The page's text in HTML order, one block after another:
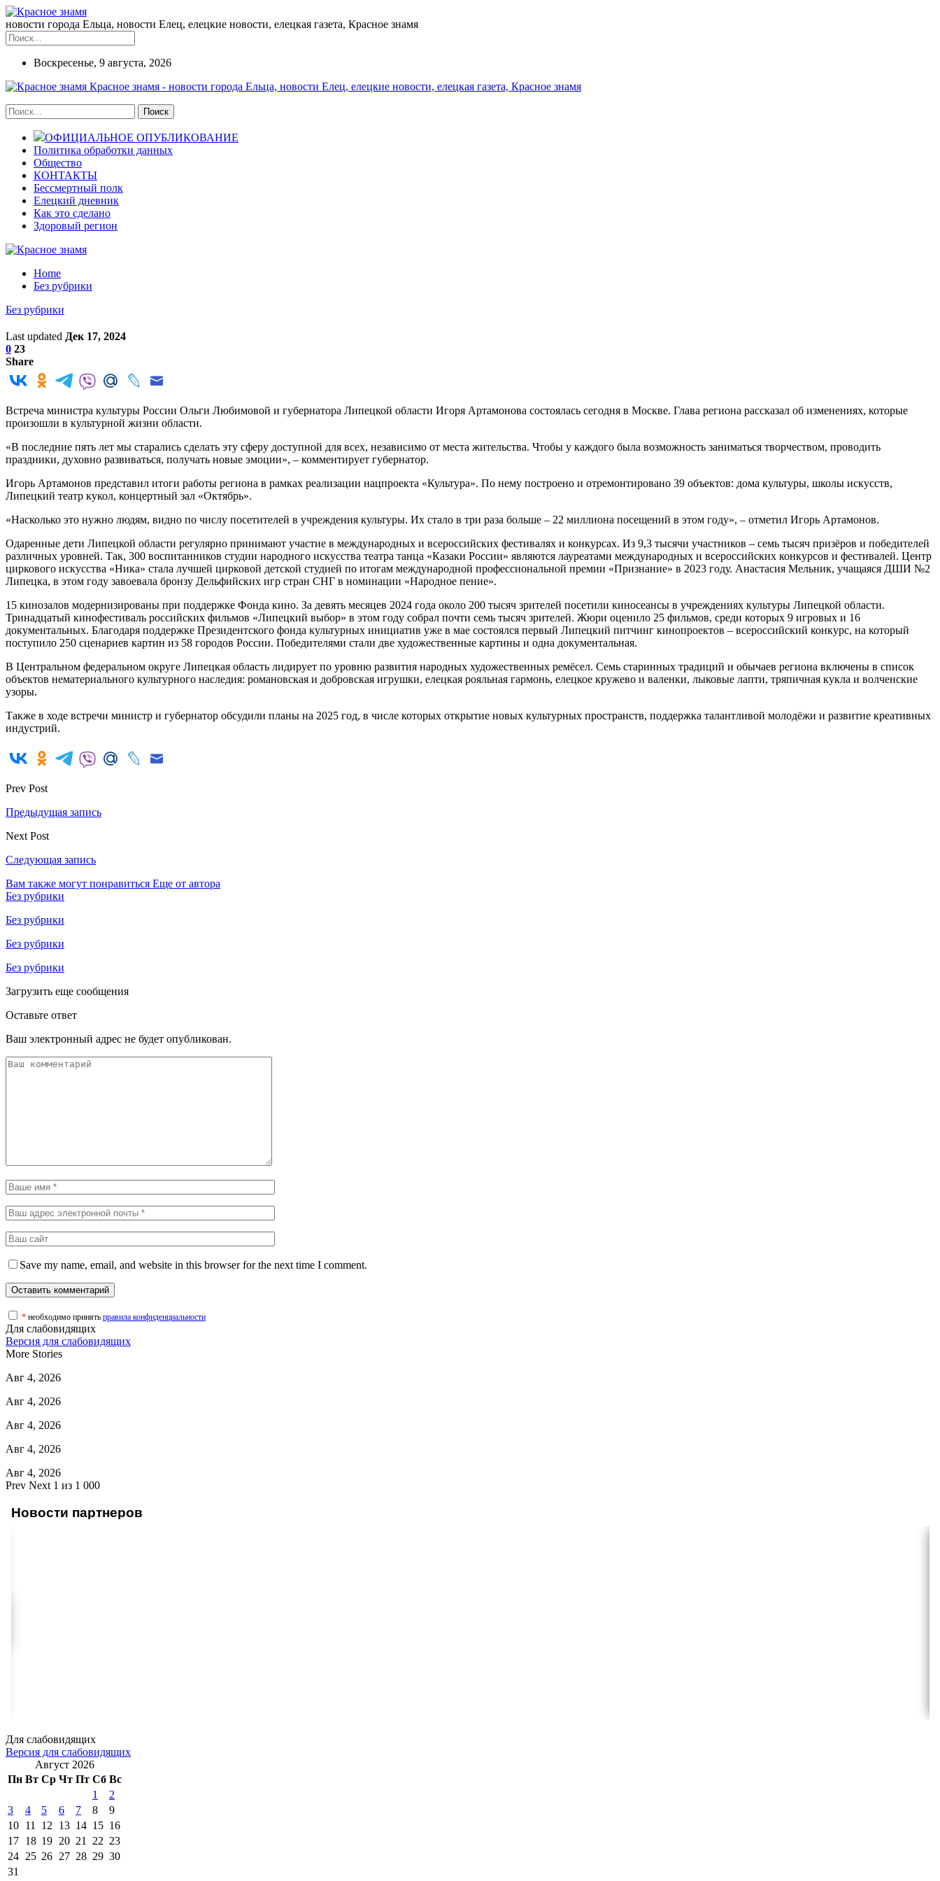
новости города Ельца, новости Елец, елецкие новости, елецкая газета, Красное знамя
Воскресенье, 9 августа, 2026
Красное знамя - новости города Ельца, новости Елец, елецкие новости, елецкая газета, Красное знамя
ОФИЦИАЛЬНОЕ ОПУБЛИКОВАНИЕ
Политика обработки данных
Общество
КОНТАКТЫ
Бессмертный полк
Елецкий дневник
Как это сделано
Здоровый регион
Home
Без рубрики
Без рубрики
Last updated Дек 17, 2024
0 23
Share
Встреча министра культуры России Ольги Любимовой и губернатора Липецкой области Игоря Артамонова состоялась сегодня в Москве. Глава региона рассказал об изменениях, которые
произошли в культурной жизни области.
«В последние пять лет мы старались сделать эту сферу доступной для всех, независимо от места жительства. Чтобы у каждого была возможность заниматься творчеством, проводить
праздники, духовно развиваться, получать новые эмоции», – комментирует губернатор.
Игорь Артамонов представил итоги работы региона в рамках реализации нацпроекта «Культура». По нему построено и отремонтировано 39 объектов: дома культуры, школы искусств,
Липецкий театр кукол, концертный зал «Октябрь».
«Насколько это нужно людям, видно по числу посетителей в учреждения культуры. Их стало в три раза больше – 22 миллиона посещений в этом году», – отметил Игорь Артамонов.
Одаренные дети Липецкой области регулярно принимают участие в международных и всероссийских фестивалях и конкурсах. Из 9,3 тысячи участников – семь тысяч призёров и победителей
различных уровней. Так, 300 воспитанников студии народного искусства театра танца «Казаки России» являются лауреатами международных и всероссийских конкурсов и фестивалей. Центр
циркового искусства «Ника» стала лучшей цирковой детской студией по итогам международной профессиональной премии «Признание» в 2023 году. Анастасия Мельник, учащаяся ДШИ №2
Липецка, в этом году завоевала бронзу Дельфийских игр стран СНГ в номинации «Народное пение».
15 кинозалов модернизированы при поддержке Фонда кино. За девять месяцев 2024 года около 200 тысяч зрителей посетили киносеансы в учреждениях культуры Липецкой области.
Тринадцатый кинофестиваль российских фильмов «Липецкий выбор» в этом году собрал почти семь тысяч зрителей. Жюри оценило 25 фильмов, среди которых 9 игровых и 16
документальных. Благодаря поддержке Президентского фонда культурных инициатив уже в мае состоялся первый Липецкий питчинг кинопроектов – всероссийский конкурс, на который
поступило 250 сценариев картин из 58 городов России. Победителями стали две художественные картины и одна документальная.
В Центральном федеральном округе Липецкая область лидирует по уровню развития народных художественных ремёсел. Семь старинных традиций и обычаев региона включены в список
объектов нематериального культурного наследия: романовская и добровская игрушки, елецкая рояльная гармонь, елецкое кружево и валенки, лыковые лапти, тряпичная кукла и волченские
узоры.
Также в ходе встречи министр и губернатор обсудили планы на 2025 год, в числе которых открытие новых культурных пространств, поддержка талантливой молодёжи и развитие креативных
индустрий.
Prev Post
Предыдущая запись
Next Post
Следующая запись
Вам также могут понравиться Еще от автора
Без рубрики
Без рубрики
Без рубрики
Без рубрики
Загрузить еще сообщения
Оставьте ответ
Ваш электронный адрес не будет опубликован.
Save my name, email, and website in this browser for the next time I comment.
* необходимо принять правила конфиденциальности
Для слабовидящих
Версия для слабовидящих
More Stories
Авг 4, 2026
Авг 4, 2026
Авг 4, 2026
Авг 4, 2026
Авг 4, 2026
Prev Next 1 из 1 000
Новости партнеров
Для слабовидящих
Версия для слабовидящих
Август 2026
Пн Вт Ср Чт Пт Сб Вс
1
2
3
4 5 6 7 8
9
10 11 12 13 14 15 16
17 18 19 20 21 22 23
24 25 26 27 28 29 30
31